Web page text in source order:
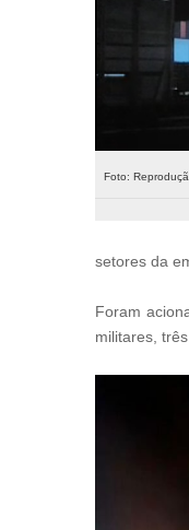
Foto:
setores da
Foram
militares,